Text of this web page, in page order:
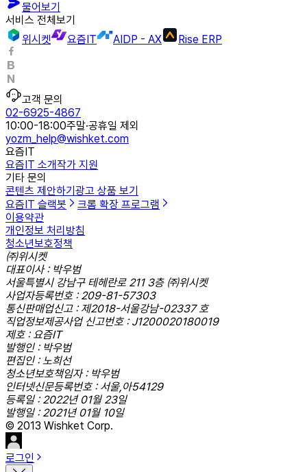
물어보기
서비스 전체보기
위시켓
요즘IT AIDP - AX Rise ERP
고객 문의
02-6925-4867
10:00-18:00주말·공휴일 제외
yozm_help@wishket.com
요즘IT
요즘IT 소개작가 지원
기타 문의
콘텐츠 제안하기 광고 상품 보기
요즘IT 슬랙봇
크롬 확장 프로그램
이용약관
개인정보 처리방침
청소년보호정책
㈜위시켓
대표이사 : 박우범
서울특별시 강남구 테헤란로 211 3층 ㈜위시켓
사업자등록번호 : 209-81-57303
통신판매업신고 : 제2018-서울강남-02337 호
직업정보제공사업 신고번호 : J1200020180019
제호 : 요즘IT
발행인 : 박우범
편집인 : 노희선
청소년보호책임자 : 박우범
인터넷신문등록번호 : 서울,아54129
등록일 : 2022년 01월 23일
발행일 : 2021년 01월 10일
© 2013 Wishket Corp.
로그인